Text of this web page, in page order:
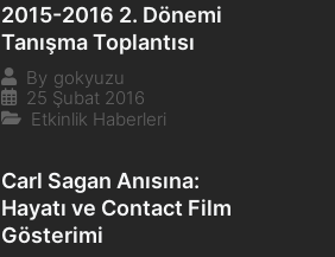
2015-2016 2. Dönemi
Tanışma Toplantısı
By gokyuzu
25 Şubat 2016
Etkinlik Haberleri
Carl Sagan Anısına:
Hayatı ve Contact Film
Gösterimi